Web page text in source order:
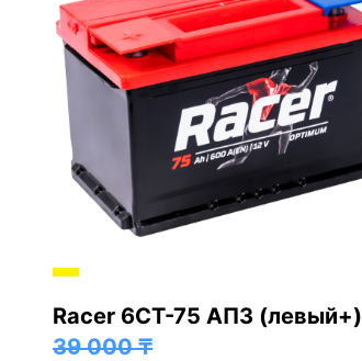
Racer 6СТ-75 АПЗ (левый+)
39 000₸